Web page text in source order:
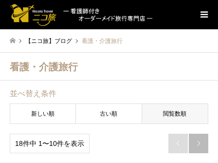
【ニコ旅】ブログ 看護・介護旅行
看護・介護旅行
並べ替え条件
新しい順 古い順 閲覧数順
18件中 1〜10件を表示  